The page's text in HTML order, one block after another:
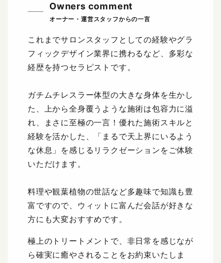
Owners comment
これまでサロンスタッフとしての経験やグラ
フィックデザイン業界に携わるなど、多彩な
経歴を持つセラピストです。
ガチムチレスラー体型の大きな身体を生かし
た、上から全身覆うような施術は包容力に溢
れ、まさに至極の一言！優れた施術スキルと
経験を活かした、「まるで天上界にいるよう
な休息」を感じるリラクゼーションをご体験
いただけます。
料理や観葉植物の世話など多趣味で知識も豊
富ですので、ウィットに富んだ会話が好きな
方にも大変おすすめです。
極上のトリートメントで、非日常を感じなが
ら確実に癒やされることをお約束いたしま